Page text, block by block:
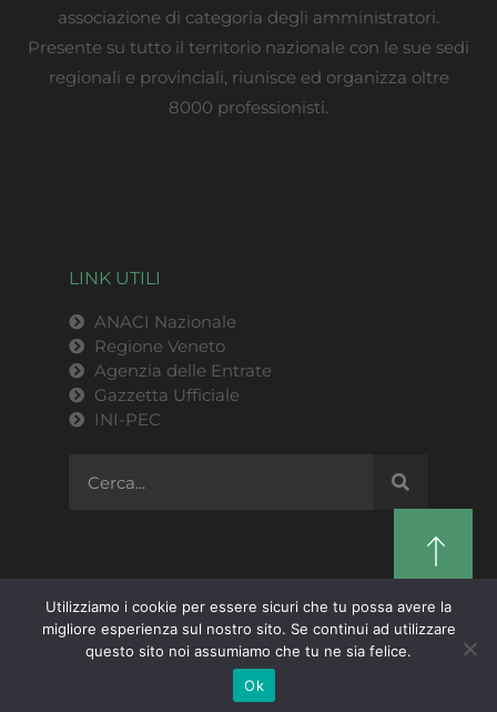
associazione di categoria degli amministratori.
Presente su tutto il territorio nazionale con le sue sedi
regionali e provinciali, riunisce ed organizza oltre
8000 professionisti.
LINK UTILI
ANACI Nazionale
Regione Veneto
Agenzia delle Entrate
Gazzetta Ufficiale
INI-PEC
ANACI Regione Veneto | P.IVA 03769820279 |
| © 2021Design by Triskel Srl
Utilizziamo i cookie per essere sicuri che tu possa avere la
migliore esperienza sul nostro sito. Se continui ad utilizzare
questo sito noi assumiamo che tu ne sia felice.
Ok